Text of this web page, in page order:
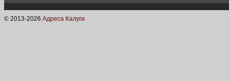
© 2013-2026 Адреса Калуги